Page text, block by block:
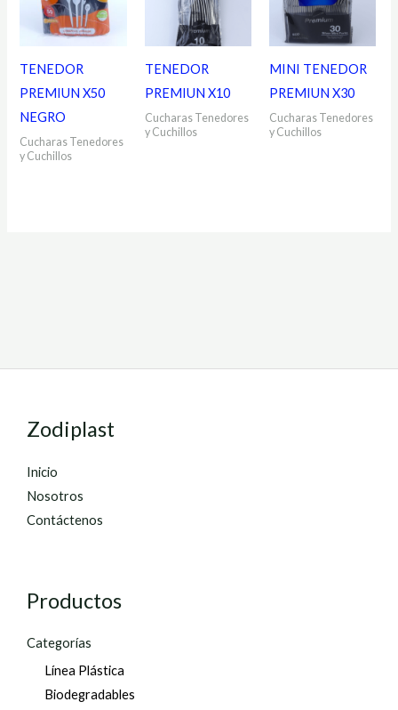
TENEDOR
PREMIUN X50
NEGRO
Cucharas Tenedores
y Cuchillos
TENEDOR
PREMIUN X10
Cucharas Tenedores
y Cuchillos
MINI TENEDOR
PREMIUN X30
Cucharas Tenedores
y Cuchillos
Zodiplast
Inicio
Nosotros
Contáctenos
Productos
Categorías
Línea Plástica
Biodegradables